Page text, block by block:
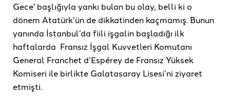
Gece' başlığıyla yankı bulan bu olay, belli ki o
dönem Atatürk’ün de dikkatinden kaçmamış. Bunun
yanında İstanbul’da fiili işgalin başladığı ilk
haftalarda Fransız İşgal Kuvvetleri Komutanı
General Franchet d’Espérey de Fransız Yüksek
Komiseri ile birlikte Galatasaray Lisesi’ni ziyaret
etmişti.